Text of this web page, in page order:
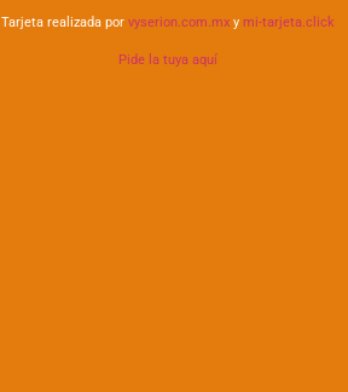
Tarjeta realizada por vyserion.com.mx y mi-tarjeta.click
Pide la tuya aquí